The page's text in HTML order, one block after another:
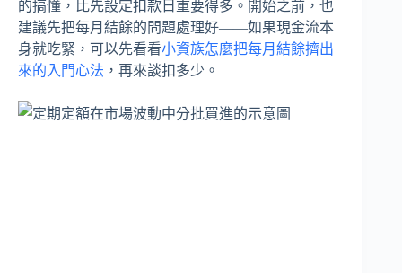
的搞懂，比先設定扣款日重要得多。開始之前，也
建議先把每月結餘的問題處理好——如果現金流本
身就吃緊，可以先看看小資族怎麼把每月結餘擠出
來的入門心法 ，再來談扣多少。